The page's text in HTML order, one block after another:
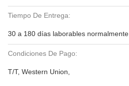
Tiempo De Entrega:
30 a 180 días laborables normalmente
Condiciones De Pago:
T/T, Western Union,